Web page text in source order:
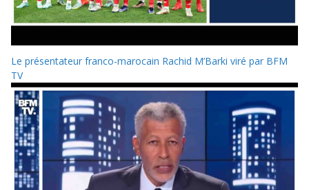
Le présentateur franco-marocain Rachid M’Barki viré par BFM
TV